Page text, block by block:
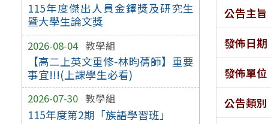
115年度傑出人員金鐸獎及研究生
暨大學生論文獎
2026-08-04 教學組
【高二上英文重修-林昀蒨師】重要
事宜!!!(上課學生必看)
2026-07-30 教學組
115年度第2期「族語學習班」
公告主旨
發佈日期
發佈單位
公告類別